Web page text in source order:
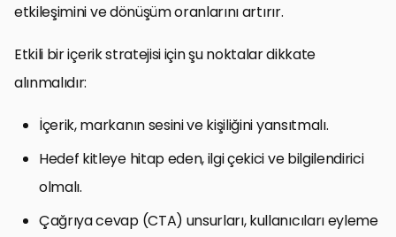
etkileşimini ve dönüşüm oranlarını artırır.
Etkili bir içerik stratejisi için şu noktalar dikkate
alınmalıdır:
İçerik, markanın sesini ve kişiliğini yansıtmalı.
Hedef kitleye hitap eden, ilgi çekici ve bilgilendirici
olmalı.
Çağrıya cevap (CTA) unsurları, kullanıcıları eyleme